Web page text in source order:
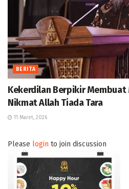
BERITA
Kekerdilan Berpikir Membuat
Nikmat Allah Tiada Tara
11 Maret, 2026
Please login to join discussion